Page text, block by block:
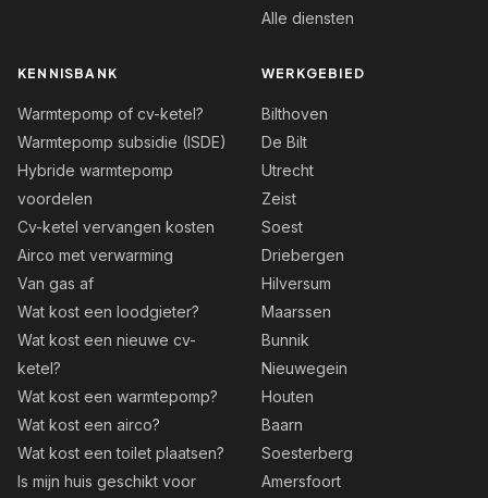
Alle diensten
KENNISBANK
Warmtepomp of cv-ketel?
Warmtepomp subsidie (ISDE)
Hybride warmtepomp
voordelen
Cv-ketel vervangen kosten
Airco met verwarming
Van gas af
Wat kost een loodgieter?
Wat kost een nieuwe cv-
ketel?
Wat kost een warmtepomp?
Wat kost een airco?
Wat kost een toilet plaatsen?
Is mijn huis geschikt voor
WERKGEBIED
Bilthoven
De Bilt
Utrecht
Zeist
Soest
Driebergen
Hilversum
Maarssen
Bunnik
Nieuwegein
Houten
Baarn
Soesterberg
Amersfoort